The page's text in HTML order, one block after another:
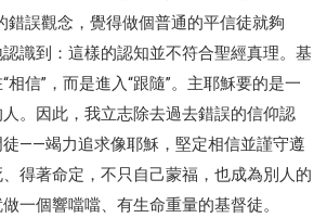
語 信心
命定性格
屬靈的世界
耶穌基督的喜訊
中得自由
破除屬世界的價值觀
慣
打開天上祝福的窗口
戰勝撒旦系列
得勝的性格
羊人。
謹慎系列
開心地活著
課程
001C課程 - 靈界故事
錯誤觀念，覺得做個普通的平信徒就夠
識到：這樣的認知並不符合聖經真理。基
相信”，而是進入“跟隨”。主耶穌要的是一
。因此，我立志除去過去錯誤的信仰認
——竭力追求像耶穌，堅定相信並謹守遵
得著命定，不只自己蒙福，也成為別人的
一個響噹噹、有生命重量的基督徒。